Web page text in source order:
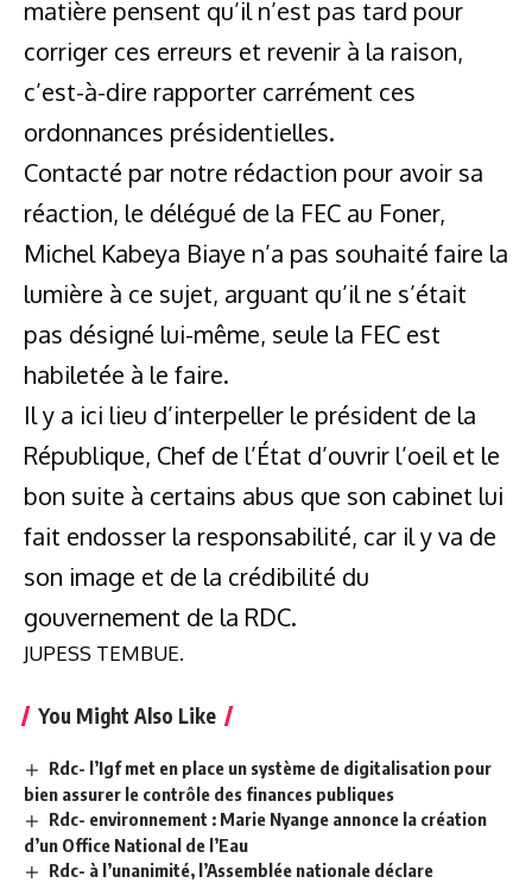
matière pensent qu’il n’est pas tard pour
corriger ces erreurs et revenir à la raison,
c’est-à-dire rapporter carrément ces
ordonnances présidentielles.
Contacté par notre rédaction pour avoir sa
réaction, le délégué de la FEC au Foner,
Michel Kabeya Biaye n’a pas souhaité faire la
lumière à ce sujet, arguant qu’il ne s’était
pas désigné lui-même, seule la FEC est
habiletée à le faire.
Il y a ici lieu d’interpeller le président de la
République, Chef de l’État d’ouvrir l’oeil et le
bon suite à certains abus que son cabinet lui
fait endosser la responsabilité, car il y va de
son image et de la crédibilité du
gouvernement de la RDC.
JUPESS TEMBUE.
You Might Also Like
Rdc- l’Igf met en place un système de digitalisation pour
bien assurer le contrôle des finances publiques
Rdc- environnement : Marie Nyange annonce la création
d’un Office National de l’Eau
Rdc- à l’unanimité, l’Assemblée nationale déclare